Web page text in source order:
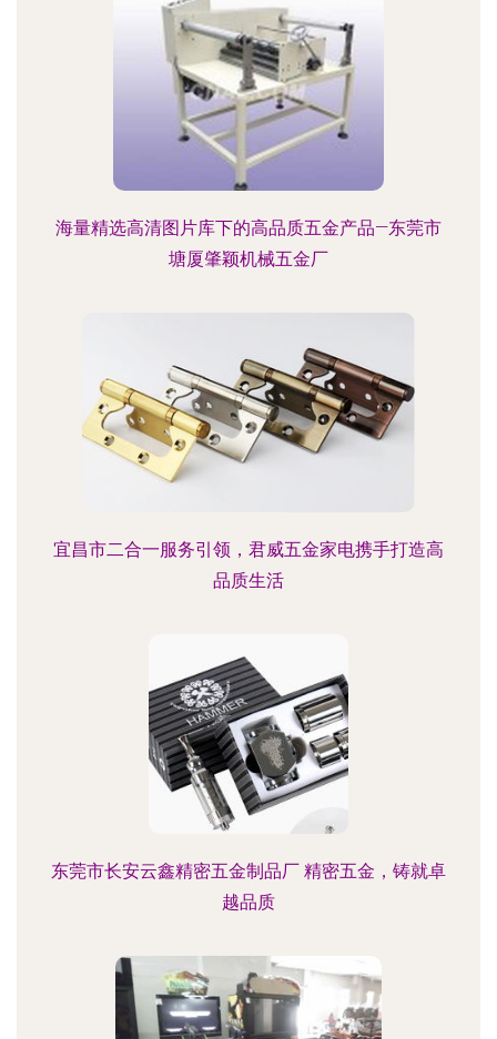
海量精选高清图片库下的高品质五金产品—东莞市
塘厦肇颖机械五金厂
宜昌市二合一服务引领，君威五金家电携手打造高
品质生活
东莞市长安云鑫精密五金制品厂 精密五金，铸就卓
越品质